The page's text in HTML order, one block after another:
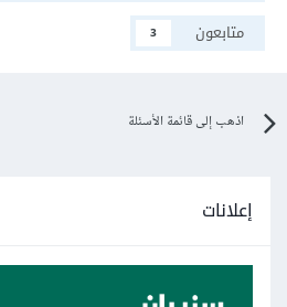
متابعون
3
اذهب إلى قائمة الأسئلة
إعلانات